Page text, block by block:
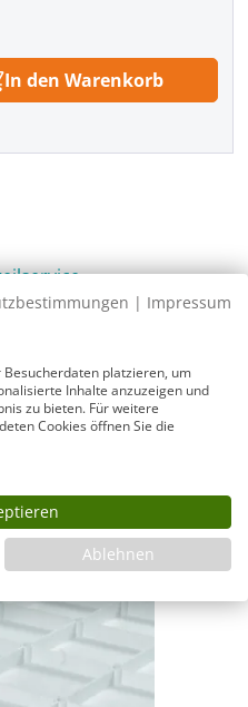
den gewünschten
In den Warenkorb
| Impressum
platzieren, um
Inhalte anzuzeigen und
zu bieten. Für weitere
Cookies öffnen Sie die
Ablehnen